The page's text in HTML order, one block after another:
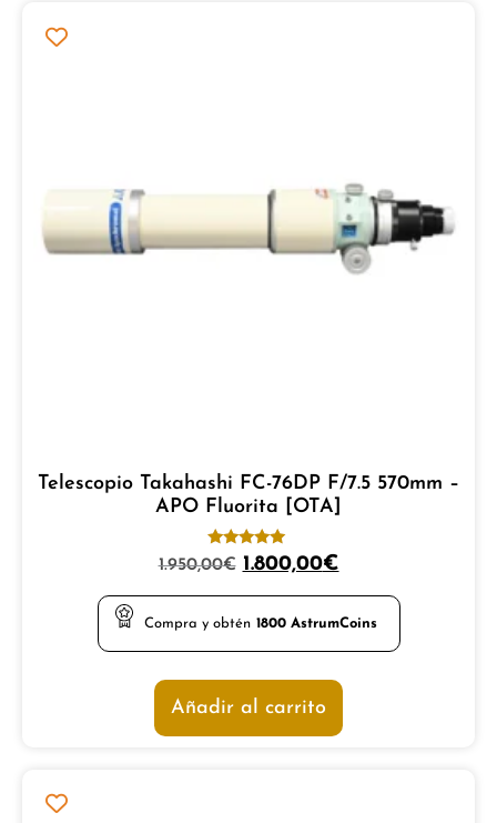
Telescopio Takahashi FC-76DP F/7.5 570mm –
APO Fluorita [OTA]
Valorado
con
1.950,00€ 1.800,00€
Compra y obtén 1800AstrumCoins
Añadir al carrito